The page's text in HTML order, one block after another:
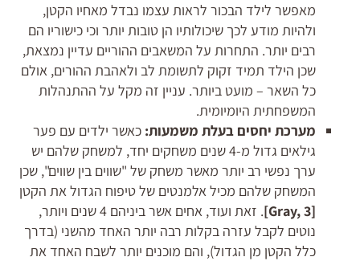
מאפשר לילד הבכור לראות עצמו נבדל מאחיו הקטן,
ולהיות מודע לכך שיכולותיו הן טובות יותר וכי כישוריו הם
רבים יותר. התחרות על המשאבים ההוריים עדיין נמצאת,
שכן הילד תמיד זקוק לתשומת לב ולאהבת ההורים, אולם
כל השאר – מועט ביותר. עניין זה מקל על ההתנהלות
המשפחתית היומיומית.
מערכת יחסים בעלת משמעות: כאשר ילדים עם פער
גילאים גדול מ-4 שנים משחקים יחד, למשחק שלהם יש
ערך נפשי רב יותר מאשר משחק של "שווים בין שווים", שכן
המשחק שלהם מכיל אלמנטים של טיפוח הגדול את הקטן
[
Gray, 3]
. זאת ועוד, אחים אשר ביניהם 4 שנים ויותר,
נוטים לקבל עזרה בקלות רבה יותר האחד מהשני (בדרך
כלל הקטן מן הגדול), והם מוכנים יותר לשבח האחד את